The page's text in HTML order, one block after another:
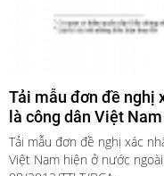
Tải mẫu đơn đề nghị
là công dân Việt
Tải mẫu đơn đề nghị xác
Việt Nam hiện ở nước